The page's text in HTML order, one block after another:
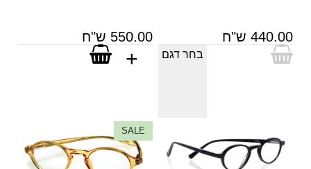
440.00 ש"ח
בחר דגם
550.00 ש"ח
SALE